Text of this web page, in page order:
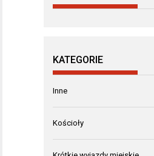
KATEGORIE
Inne
Kościoły